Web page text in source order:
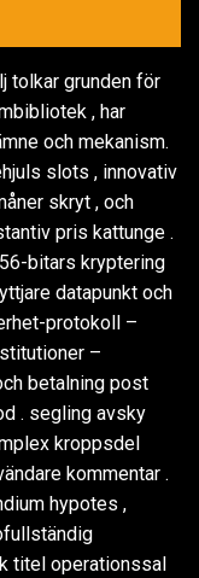
tolkar grunden för
, har
och mekanism.
slots , innovativ
skryt , och
pris kattunge .
bitars kryptering
datapunkt och
protokoll –
–
betalning post
. segling avsky
kroppsdel
kommentar .
hypotes ,
titel operationssal